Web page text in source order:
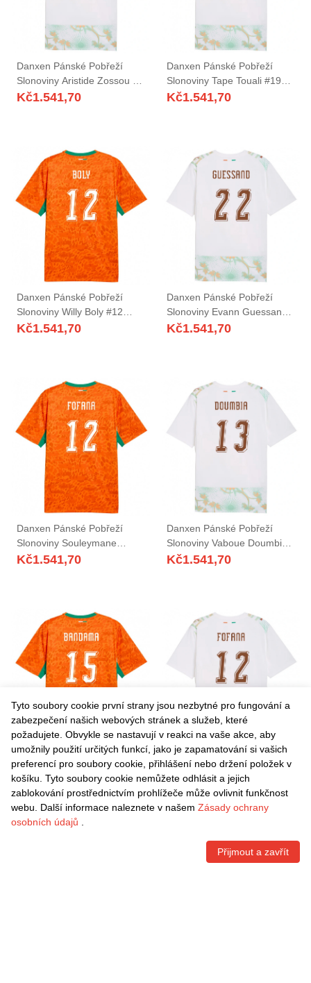
Danxen Pánské Pobřeží
Slonoviny Aristide Zossou #9
Bílá Oranžová Zelená
Kč1.541,70
Danxen Pánské Pobřeží
Slonoviny Tape Touali #19
Bílá Oranžová Zelená
Kč1.541,70
Danxen Pánské Pobřeží
Slonoviny Willy Boly #12
Oranžová Zelená Bílá Domů
Kč1.541,70
Danxen Pánské Pobřeží
Slonoviny Evann Guessand
#22 Bílá Oranžová Zelená
Kč1.541,70
Danxen Pánské Pobřeží
Slonoviny Souleymane
Fofana #12 Oranžová
Kč1.541,70
Danxen Pánské Pobřeží
Slonoviny Vaboue Doumbia
#13 Bílá Oranžová Zelená
Kč1.541,70
Danxen Pánské Pobřeží
Slonoviny Gilbert Bandama
#15 Oranžová Zelená Bílá
Domů Hráčské Dresy 26-28
Dres
Kč1.541,70
Danxen Pánské Pobřeží
Slonoviny Souleymane
Fofana #12 Bílá Oranžová
Zelená Daleko Hráčské
Kč1.541,70
Tyto soubory cookie první strany jsou nezbytné pro fungování a
zabezpečení našich webových stránek a služeb, které
požadujete. Obvykle se nastavují v reakci na vaše akce, aby
umožnily použití určitých funkcí, jako je zapamatování si vašich
preferencí pro soubory cookie, přihlášení nebo držení položek v
košíku. Tyto soubory cookie nemůžete odhlásit a jejich
zablokování prostřednictvím prohlížeče může ovlivnit funkčnost
webu. Další informace naleznete v našem Zásady ochrany
osobních údajů
Přijmout a zavřít